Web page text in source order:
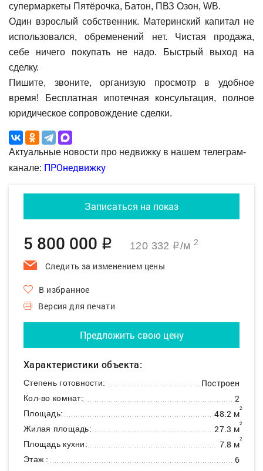
супермаркеты Пятёрочка, Батон, ПВЗ Озон, WB.
Один взрослый собственник. Материнский капитал не
использовался, обременений нет. Чистая продажа,
себе ничего покупать не надо. Быстрый выход на
сделку.
Пишите, звоните, организую просмотр в удобное
время! Бесплатная ипотечная консультация, полное
юридическое сопровождение сделки.
Актуальные новости про недвижку в нашем телеграм-
канале: ПРОнедвижку
Записаться на показ
5 800 000 q 120 332 q/м 2
Следить за изменением цены
В избранное
Версия для печати
Предложить свою цену
Характеристики объекта:
Степень готовности: Построен
Кол-во комнат: 2
Площадь: 48.2 м2
Жилая площадь: 27.3 м2
Площадь кухни: 7.8 м2
Этаж : 6